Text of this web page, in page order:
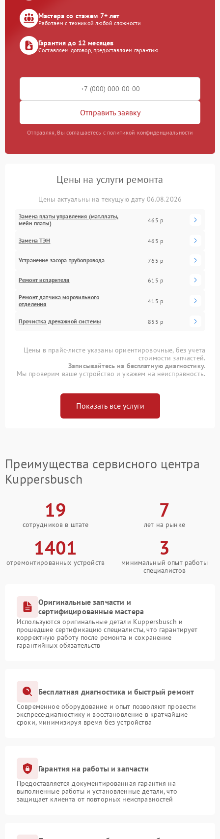
Мастера со стажем 7+ лет
Работаем с техникой любой сложности
Гарантия до 12 месяцев
Составляем договор, предоставляем гарантию
Отправить заявку
Отправляя, Вы соглашаетесь с политикой конфиденциальности
Цены на услуги ремонта
Цены актуальны на текущую дату 06.08.2026
Замена платы управления (мат.платы,
мейн платы)
465 р
Замена ТЭН 465 р
Устранение засора трубопровода 765 р
Ремонт испарителя 615 р
Ремонт датчика морозильного
отделения
415 р
Прочистка дренажной системы 855 р
Цены в прайс-листе указаны ориентировочные, без учета
стоимости запчастей.
Записывайтесь на бесплатную диагностику.
Мы проверим ваше устройство и укажем на неисправность.
Показать все услуги
Преимущества сервисного центра
Kuppersbusch
19
сотрудников в штате
7
лет на рынке
1401
отремонтированных устройств
3
минимальный опыт работы
специалистов
Оригинальные запчасти и
сертифицированные мастера
Используются оригинальные детали Kuppersbusch и
прошедшие сертификацию специалисты, что гарантирует
корректную работу после ремонта и сохранение
гарантийных обязательств
Бесплатная диагностика и быстрый ремонт
Современное оборудование и опыт позволяют провести
экспресс-диагностику и восстановление в кратчайшие
сроки, минимизируя время без устройства
Гарантия на работы и запчасти
Предоставляется документированная гарантия на
выполненные работы и установленные детали, что
защищает клиента от повторных неисправностей